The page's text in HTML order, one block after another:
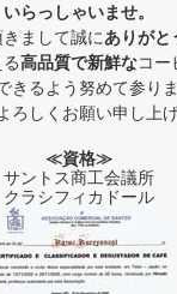
いらっしゃいませ。
まして誠にありがと
高品質で新鮮なコー
きるよう努めて参りま
ろしくお願い申し上げ
≪資格≫
サントス商工会議所
クラシフィカドール